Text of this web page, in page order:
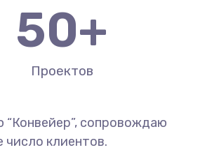
50+
Проектов
“Конвейер”, сопровождаю
число клиентов.